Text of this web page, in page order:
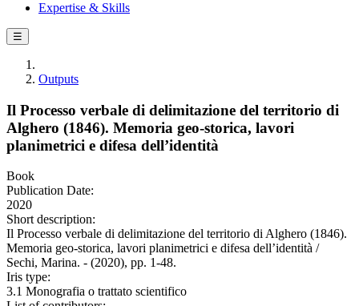
Expertise & Skills
☰
Outputs
Il Processo verbale di delimitazione del territorio di
Alghero (1846). Memoria geo-storica, lavori
planimetrici e difesa dell’identità
Book
Publication Date:
2020
Short description:
Il Processo verbale di delimitazione del territorio di Alghero (1846).
Memoria geo-storica, lavori planimetrici e difesa dell’identità /
Sechi, Marina. - (2020), pp. 1-48.
Iris type:
3.1 Monografia o trattato scientifico